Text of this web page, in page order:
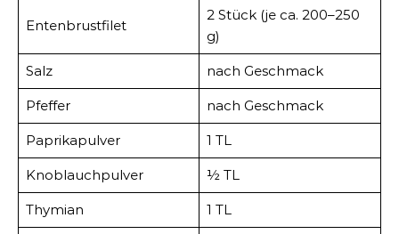
Entenbrustfilet
2 Stück (je ca. 200–250
g)
Salz nach Geschmack
Pfeffer nach Geschmack
Paprikapulver 1 TL
Knoblauchpulver ½ TL
Thymian 1 TL